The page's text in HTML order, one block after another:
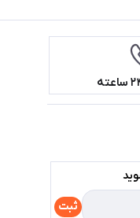
ثبت